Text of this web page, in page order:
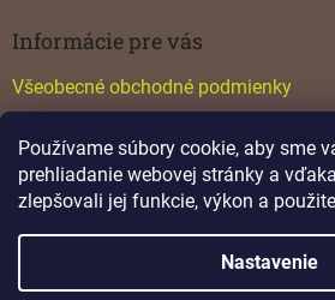
Používame súbory cookie, aby sme
prehliadanie webovej stránky a
zlepšovali jej funkcie, výkon a
Nastavenie
Informácie pre vás
Všeobecné obchodné podmienky
Katalógy
Vytvoril